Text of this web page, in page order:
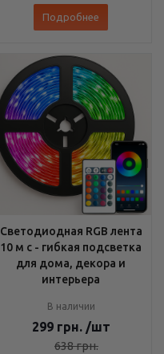
Подробнее
Светодиодная RGB лента
10 м с - гибкая подсветка
для дома, декора и
интерьера
В наличии
299 грн. /шт
638грн.